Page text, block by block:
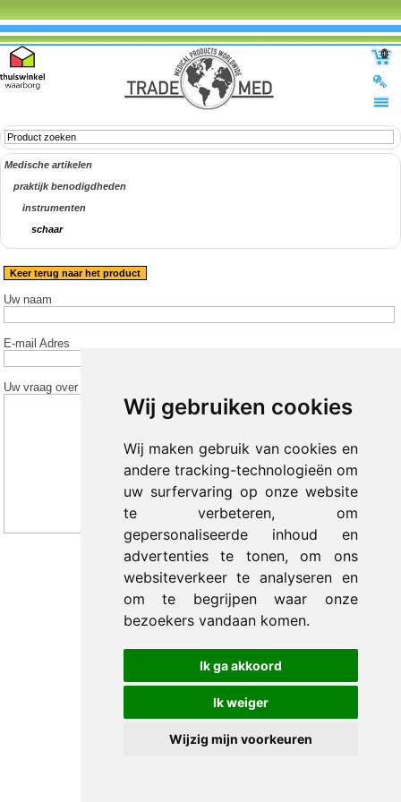
Wij gebruiken cookies
Wij maken gebruik van cookies en
andere tracking-technologieën om
uw surfervaring op onze website
te verbeteren, om
gepersonaliseerde inhoud en
advertenties te tonen, om ons
websiteverkeer te analyseren en
om te begrijpen waar onze
bezoekers vandaan komen.
Ik ga akkoord
Ik weiger
Wijzig mijn voorkeuren
0
Medische artikelen
praktijk benodigdheden
instrumenten
schaar
Keer terug naar het product
Uw naam
E-mail Adres
Uw vraag over het product
© 2012-2026 Trade Med B.V. -by Selious B.V.